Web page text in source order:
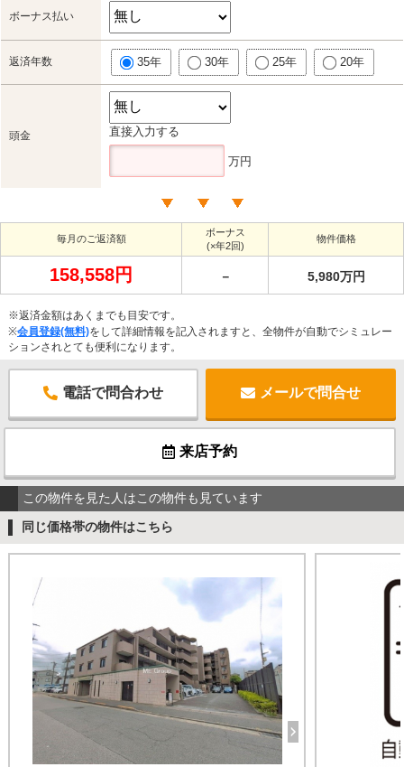
ボーナス払い
返済年数 35年 30年 25年 20年
頭金 直接入力する
万円
毎月のご返済額
ボーナス
(×年2回)
物件価格
158,558円 － 5,980万円
※返済金額はあくまでも目安です。
※会員登録(無料)をして詳細情報を記入されますと、全物件が自動でシミュレー
ションされとても便利になります。
電話で問合わせ メールで問合せ
来店予約
この物件を見た人はこの物件も見ています
同じ価格帯の物件はこちら